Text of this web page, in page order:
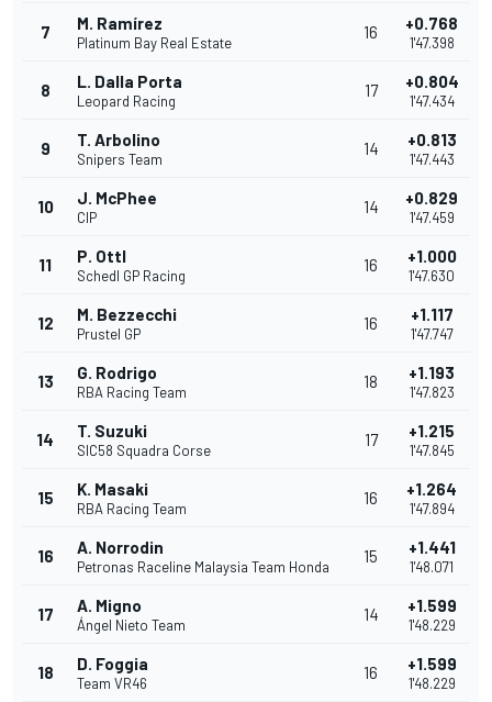
7 M. Ramírez
Platinum Bay Real Estate
16 +0.768
1'47.398
8 L. Dalla Porta
Leopard Racing
17 +0.804
1'47.434
9 T. Arbolino
Snipers Team
14 +0.813
1'47.443
10 J. McPhee
CIP
14 +0.829
1'47.459
11 P. Ottl
Schedl GP Racing
16 +1.000
1'47.630
12 M. Bezzecchi
Prustel GP
16 +1.117
1'47.747
13 G. Rodrigo
RBA Racing Team
18 +1.193
1'47.823
14 T. Suzuki
SIC58 Squadra Corse
17 +1.215
1'47.845
15 K. Masaki
RBA Racing Team
16 +1.264
1'47.894
16 A. Norrodin
Petronas Raceline Malaysia Team Honda
15 +1.441
1'48.071
17 A. Migno
Ángel Nieto Team
14 +1.599
1'48.229
18 D. Foggia
Team VR46
16 +1.599
1'48.229